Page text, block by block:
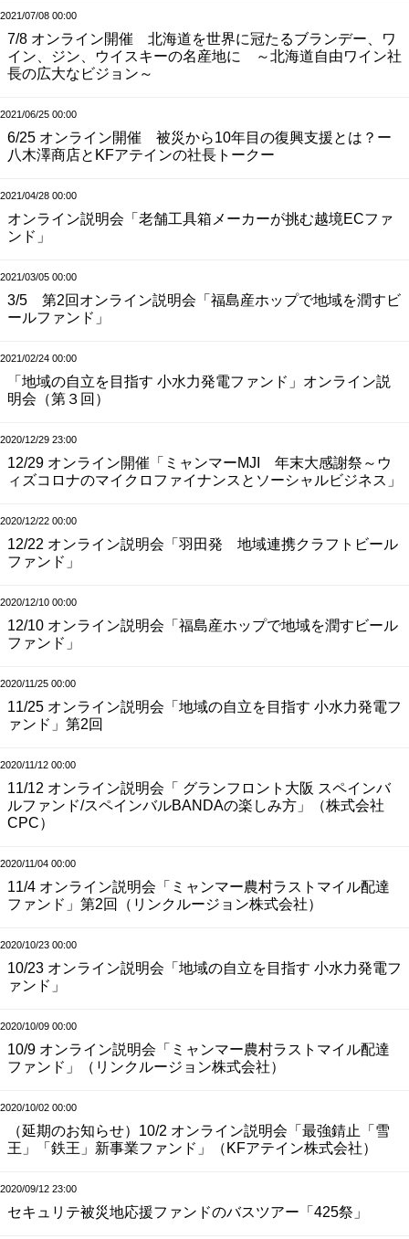
2021/07/08 00:00
7/8 オンライン開催 北海道を世界に冠たるブランデー、ワ
イン、ジン、ウイスキーの名産地に ～北海道自由ワイン社
長の広大なビジョン～
2021/06/25 00:00
6/25 オンライン開催 被災から10年目の復興支援とは？ー
八木澤商店とKFアテインの社長トークー
2021/04/28 00:00
オンライン説明会「老舗工具箱メーカーが挑む越境ECファ
ンド」
2021/03/05 00:00
3/5 第2回オンライン説明会「福島産ホップで地域を潤すビ
ールファンド」
2021/02/24 00:00
「地域の自立を目指す 小水力発電ファンド」オンライン説
明会（第３回）
2020/12/29 23:00
12/29 オンライン開催「ミャンマーMJI 年末大感謝祭～ウ
ィズコロナのマイクロファイナンスとソーシャルビジネス」
2020/12/22 00:00
12/22 オンライン説明会「羽田発 地域連携クラフトビール
ファンド」
2020/12/10 00:00
12/10 オンライン説明会「福島産ホップで地域を潤すビール
ファンド」
2020/11/25 00:00
11/25 オンライン説明会「地域の自立を目指す 小水力発電フ
ァンド」第2回
2020/11/12 00:00
11/12 オンライン説明会「 グランフロント大阪 スペインバ
ルファンド/スペインバルBANDAの楽しみ方」（株式会社
CPC）
2020/11/04 00:00
11/4 オンライン説明会「ミャンマー農村ラストマイル配達
ファンド」第2回（リンクルージョン株式会社）
2020/10/23 00:00
10/23 オンライン説明会「地域の自立を目指す 小水力発電フ
ァンド」
2020/10/09 00:00
10/9 オンライン説明会「ミャンマー農村ラストマイル配達
ファンド」（リンクルージョン株式会社）
2020/10/02 00:00
（延期のお知らせ）10/2 オンライン説明会「最強錆止「雪
王」「鉄王」新事業ファンド」（KFアテイン株式会社）
2020/09/12 23:00
セキュリテ被災地応援ファンドのバスツアー「425祭」